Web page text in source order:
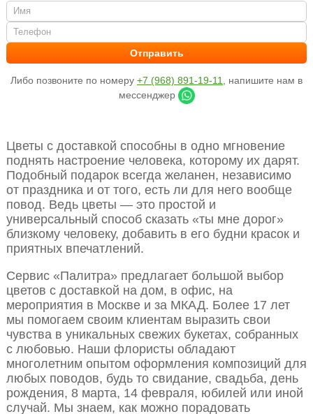
Либо позвоните по номеру +7 (968) 891-19-11
, напишите нам в
мессенджер
Цветы с доставкой способны в одно мгновение
поднять настроение человека, которому их дарят.
Подобный подарок всегда желанен, независимо
от праздника и от того, есть ли для него вообще
повод. Ведь цветы — это простой и
универсальный способ сказать «ты мне дорог»
близкому человеку, добавить в его будни красок и
приятных впечатлений.
Сервис «Палитра» предлагает большой выбор
цветов с доставкой на дом, в офис, на
мероприятия в Москве и за МКАД. Более 17 лет
мы помогаем своим клиентам выразить свои
чувства в уникальных свежих букетах, собранных
с любовью. Наши флористы обладают
многолетним опытом оформления композиций для
любых поводов, будь то свидание, свадьба, день
рождения, 8 марта, 14 февраля, юбилей или иной
случай. Мы знаем, как можно порадовать